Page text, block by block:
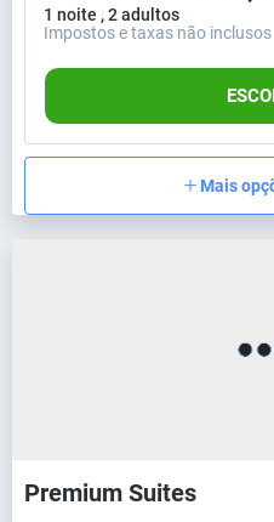
1 noite , 2 adultos
Impostos e taxas não inclusos
Mais
Premium Suites